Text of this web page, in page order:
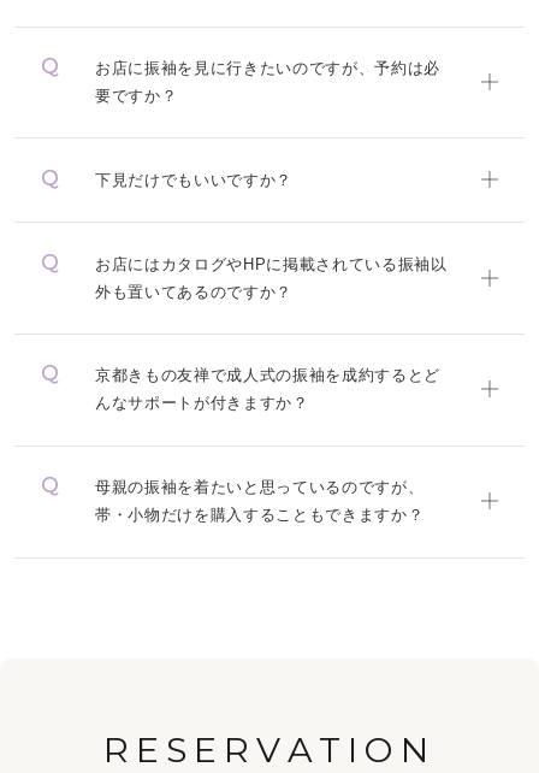
お店に振袖を見に行きたいのですが、予約は必
要ですか？
下見だけでもいいですか？
お店にはカタログやHPに掲載されている振袖以
外も置いてあるのですか？
京都きもの友禅で成人式の振袖を成約するとど
んなサポートが付きますか？
母親の振袖を着たいと思っているのですが、
帯・小物だけを購入することもできますか？
RESERVATION